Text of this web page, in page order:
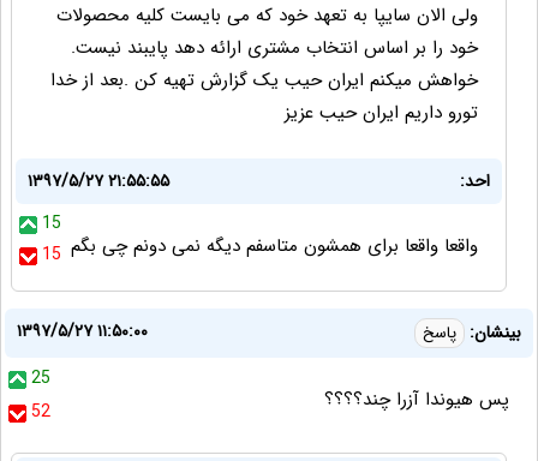
ولی الان سایپا به تعهد خود که می بایست کلیه محصولات
خود را بر اساس انتخاب مشتری ارائه دهد پایبند نیست.
خواهش میکنم ایران حیب یک گزارش تهیه کن .بعد از خدا
تورو داریم ایران حیب عزیز
احد:
۱۳۹۷/۵/۲۷ ۲۱:۵۵:۵۵
15
15 واقعا واقعا برای همشون متاسفم دیگه نمی دونم چی بگم
بینشان: پاسخ
۱۳۹۷/۵/۲۷ ۱۱:۵۰:۰۰
25
52
پس هیوندا آزرا چند؟؟؟؟